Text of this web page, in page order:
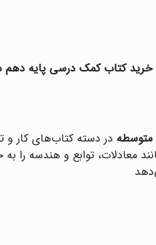
خرید کتاب کمک درسی پایه دهم
متوسطه در دسته کتاب‌های کار و
معادلات، توابع و هندسه را